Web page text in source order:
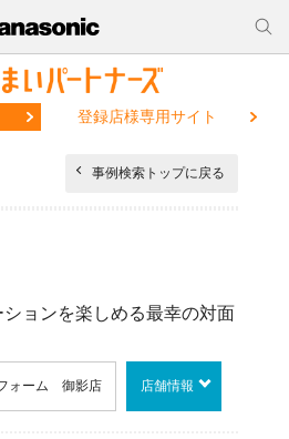
登録店様専用サイト
事例検索トップに戻る
ョンを楽しめる最幸の対面
ォーム 御影店 店舗情報